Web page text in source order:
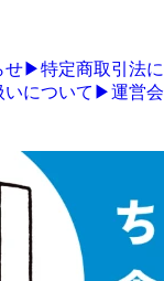
せ▶特定商取引法に
について ▶運営会